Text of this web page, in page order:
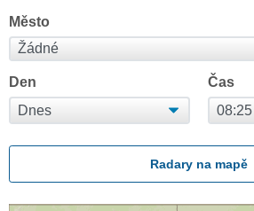
Město
Den Čas
Radary na mapě